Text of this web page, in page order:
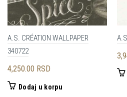
A.S. CRÉATION WALLPAPER
340722
4,250.00 RSD
Dodaj u korpu